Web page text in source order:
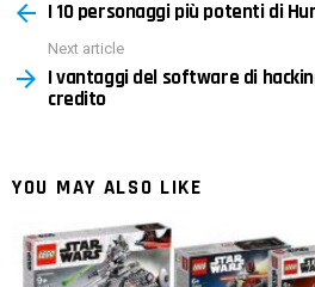
more I 10 personaggi più potenti di
Next article
I vantaggi del software di
credito
YOU MAY ALSO LIKE